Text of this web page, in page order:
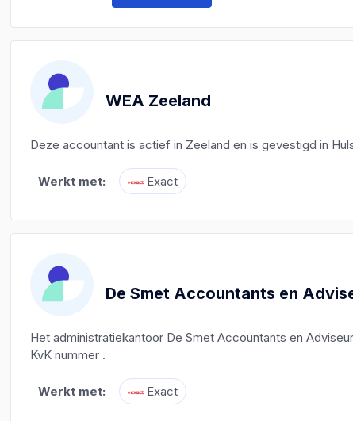
WEA Zeeland
Deze accountant is actief in Zeeland en is gevestigd in
Werkt met: Exact
De Smet Accountants en
Het administratiekantoor De Smet Accountants en
KvK nummer .
Werkt met: Exact